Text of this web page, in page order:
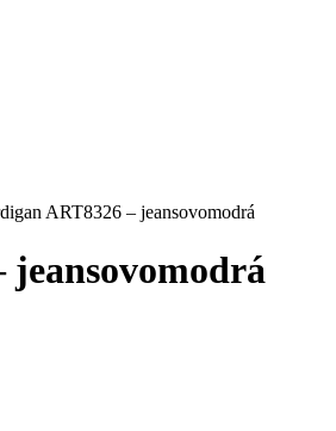
ART8326 – jeansovomodrá